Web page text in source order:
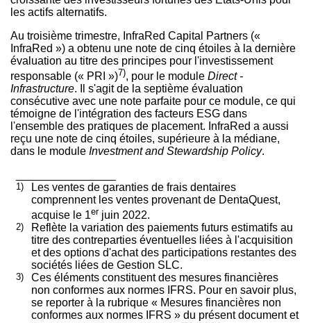
les actifs alternatifs.
Au troisième trimestre, InfraRed Capital Partners («
InfraRed ») a obtenu une note de cinq étoiles à la dernière
évaluation au titre des principes pour l'investissement
responsable (« PRI »)7), pour le module Direct -
Infrastructure. Il s'agit de la septième évaluation
consécutive avec une note parfaite pour ce module, ce qui
témoigne de l'intégration des facteurs ESG dans
l'ensemble des pratiques de placement. InfraRed a aussi
reçu une note de cinq étoiles, supérieure à la médiane,
dans le module Investment and Stewardship Policy.
1)
Les ventes de garanties de frais dentaires
comprennent les ventes provenant de DentaQuest,
acquise le 1er juin 2022.
2)
Reflète la variation des paiements futurs estimatifs au
titre des contreparties éventuelles liées à l'acquisition
et des options d'achat des participations restantes des
sociétés liées de Gestion SLC.
3)
Ces éléments constituent des mesures financières
non conformes aux normes IFRS. Pour en savoir plus,
se reporter à la rubrique « Mesures financières non
conformes aux normes IFRS » du présent document et